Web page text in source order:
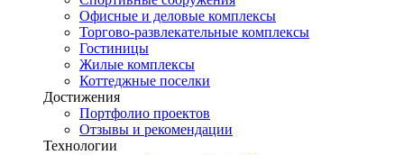
Офисные и деловые комплексы
Торгово-развлекательные комплексы
Гостиницы
Жилые комплексы
Коттеджные поселки
Достижения
Портфолио проектов
Отзывы и рекомендации
Технологии